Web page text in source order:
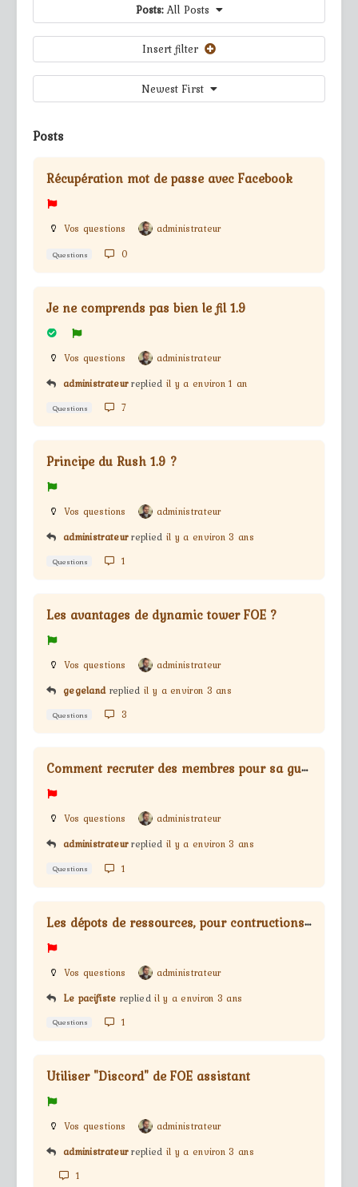
Posts: All Posts
Insert filter
Newest First
Posts
Récupération mot de passe avec Facebook
Vos questions administrateur
Questions 0
Je ne comprends pas bien le fil 1.9
Vos questions
administrateur
administrateur replied il y a environ 1 an
Questions 7
Principe du Rush 1.9 ?
Vos questions
administrateur
administrateur replied il y a environ 3 ans
Questions 1
Les avantages de dynamic tower FOE ?
Vos questions
administrateur
gegeland repliedil y a environ 3 ans
Questions 3
C
omment recruter des membres pour sa guilde ?
Vos questions
administrateur
administrateur replied il y a environ 3 ans
Questions 1
L
es dépots de ressources, pour contructions des bâtiments
Vos questions
administrateur
Le pacifiste repliedil y a environ 3 ans
Questions 1
Utiliser "Discord" de FOE assistant
Vos questions
administrateur
administrateur replied il y a environ 3 ans
1